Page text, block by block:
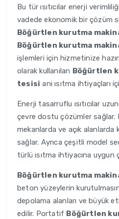
Bu tür ısıtıcılar enerji
vadede ekonomik bir çözüm
Böğürtlen kurutma
Böğürtlen kurutma
işlemleri için hizmetinize
olarak kullanılan Böğürtlen
tesisi ani ısıtma ihtiyaçları
Enerji tasarruflu ısıtıcılar
çevre dostu çözümler sağlar.
mekanlarda ve açık
sağlar. Ayrıca çeşitli model
türlü ısıtma ihtiyacına uygun
Böğürtlen kurutma
beton yüzeylerin
depolama alanları ve büyük
edilir. Portatif Böğürtlen